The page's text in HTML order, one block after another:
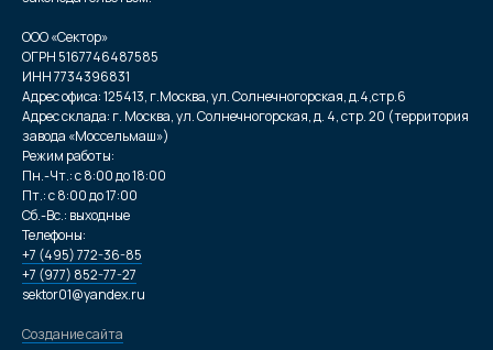
ООО «Сектор»
ОГРН 5167746487585
ИНН 7734396831
Адрес офиса: 125413, г.Москва, ул. Солнечногорская, д.4,стр.6
Адрес склада: г. Москва, ул. Солнечногорская, д. 4, стр. 20 (территория
завода «Моссельмаш»)
Режим работы:
Пн.-Чт.: с 8:00 до 18:00
Пт.: с 8:00 до 17:00
Сб.-Вс.: выходные
Телефоны:
+7 (495) 772-36-85
+7 (977) 852-77-27
sektor01@yandex.ru
Создание сайта